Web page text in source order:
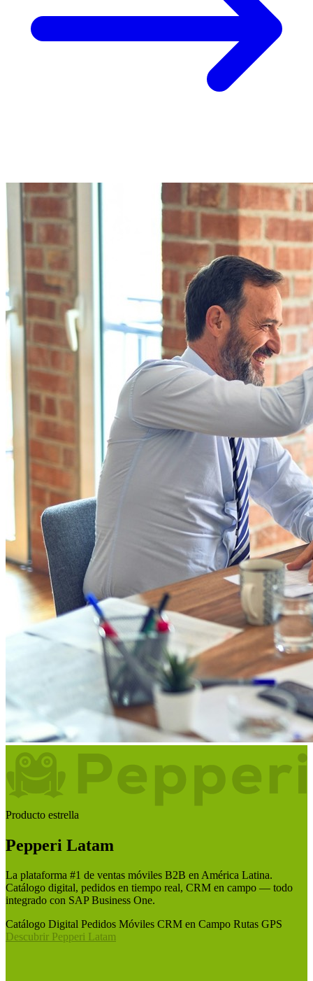
Producto estrella
Pepperi Latam
La plataforma #1 de ventas móviles B2B en América Latina.
Catálogo digital, pedidos en tiempo real, CRM en campo — todo
integrado con SAP Business One.
Catálogo Digital Pedidos Móviles CRM en Campo Rutas GPS
Descubrir Pepperi Latam